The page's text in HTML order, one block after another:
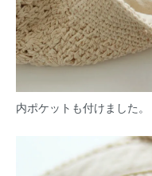
内ポケットも付けました。